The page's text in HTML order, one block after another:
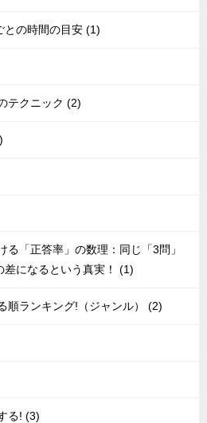
との時間の目安 (1)
テクニック (2)
る「正答率」の数理：同じ「3問」
差になるという真実！ (1)
順ランキング!（ジャンル） (2)
る! (3)